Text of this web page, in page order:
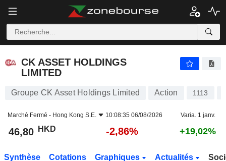
CK ASSET HOLDINGS LIMITED
CK ASSET HOLDINGS
LIMITED
Groupe CK Asset Holdings Limited Action 1113
Marché Fermé - Hong Kong S.E. 10:08:35 06/08/2026 Varia. 1 janv.
46,80 HKD -2,86% +19,02%
Synthèse Cotations Graphiques Actualités